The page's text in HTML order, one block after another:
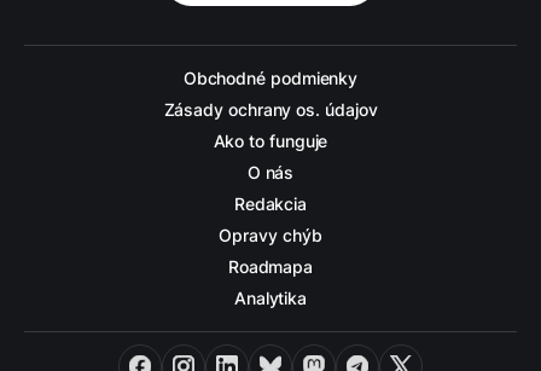
Obchodné podmienky
Zásady ochrany os. údajov
Ako to funguje
O nás
Redakcia
Opravy chýb
Roadmapa
Analytika